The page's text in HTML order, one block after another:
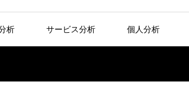
析 サービス分析 個人分析